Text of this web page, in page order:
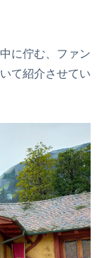
に佇む、ファン
て紹介させてい